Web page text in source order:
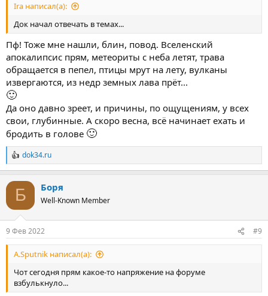
Ira написал(а):
Док начал отвечать в темах...
Пф! Тоже мне нашли, блин, повод. Вселенский
апокалипсис прям, метеориты с неба летят, трава
обращается в пепел, птицы мрут на лету, вулканы
извергаются, из недр земных лава прёт...
🙂
Да оно давно зреет, и причины, по ощущениям, у всех
свои, глубинные. А скоро весна, всё начинает ехать и
бродить в голове 🙂
Р
е
и
dok34.ru
Б Боря
Well-Known Member
9 Фев 2022 #9
A.Sputnik написал(а):
Чот сегодня прям какое-то напряжение на форуме
взбулькнуло...